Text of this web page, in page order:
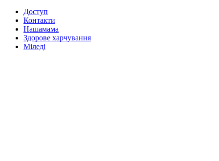
Доступ
Контакти
Нашамама
Здорове харчування
Міледі